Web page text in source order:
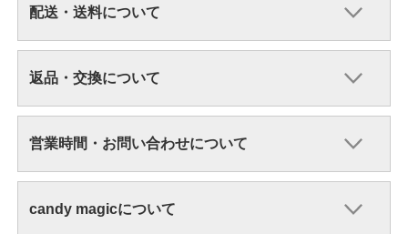
配送・送料について
返品・交換について
営業時間・お問い合わせについて
candy magicについて